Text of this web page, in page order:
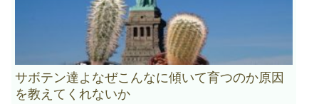
サボテン達よなぜこんなに傾いて育つのか原因
を教えてくれないか